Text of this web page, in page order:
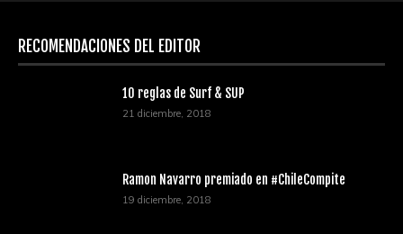
RECOMENDACIONES DEL EDITOR
10 reglas de Surf & SUP
21 diciembre, 2018
Ramon Navarro premiado en #ChileCompite
19 diciembre, 2018